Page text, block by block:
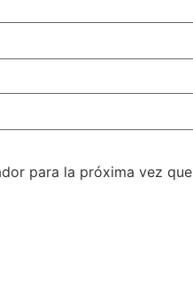
para la próxima vez que